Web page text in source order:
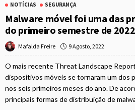
NOTÍCIAS SEGURANÇA
Malware móvel foi uma das
do primeiro semestre de 2022
Mafalda Freire 9 Agosto, 2022
O mais recente Threat Landscape
dispositivos móveis se tornaram um dos
nos seis primeiros meses do ano. De
principais formas de distribuição de